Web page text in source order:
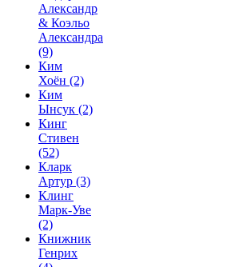
Александр
& Коэльо
Александра
(9)
Ким
Хоён (2)
Ким
Ынсук (2)
Кинг
Стивен
(52)
Кларк
Артур (3)
Клинг
Марк-Уве
(2)
Книжник
Генрих